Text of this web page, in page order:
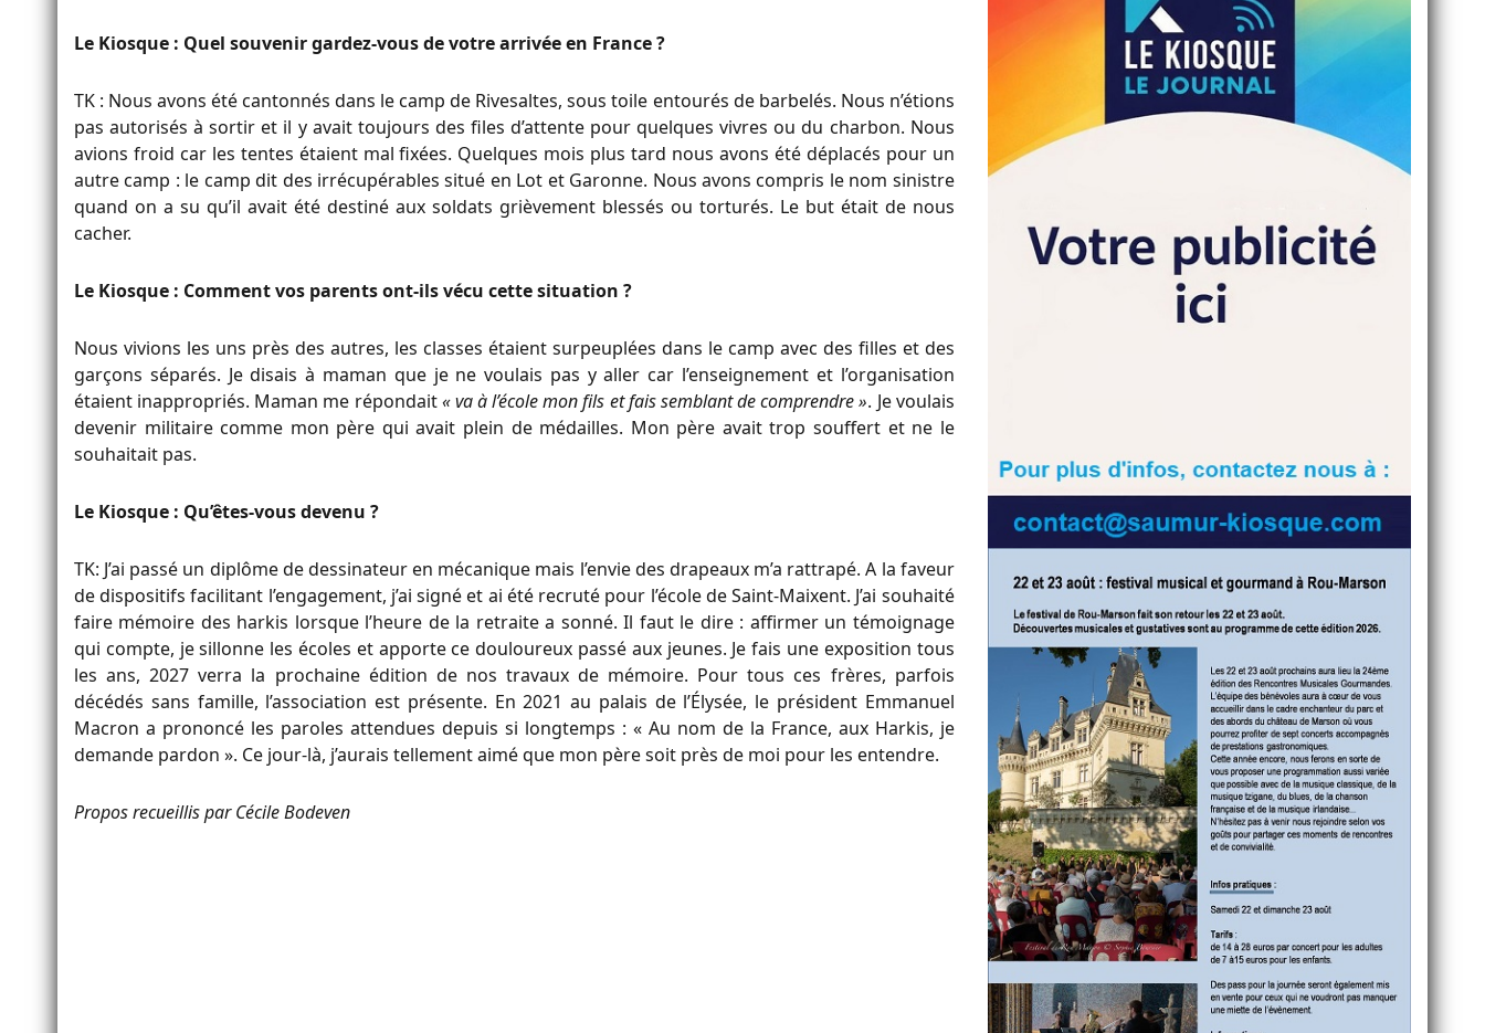
Le Kiosque : Quel souvenir gardez-vous de votre arrivée en France ?
TK : Nous avons été cantonnés dans le camp de Rivesaltes, sous toile entourés de barbelés. Nous n’étions
pas autorisés à sortir et il y avait toujours des files d’attente pour quelques vivres ou du charbon. Nous
avions froid car les tentes étaient mal fixées. Quelques mois plus tard nous avons été déplacés pour un
autre camp : le camp dit des irrécupérables situé en Lot et Garonne. Nous avons compris le nom sinistre
quand on a su qu’il avait été destiné aux soldats grièvement blessés ou torturés. Le but était de nous
cacher.
Le Kiosque : Comment vos parents ont-ils vécu cette situation ?
Nous vivions les uns près des autres, les classes étaient surpeuplées dans le camp avec des filles et des
garçons séparés. Je disais à maman que je ne voulais pas y aller car l’enseignement et l’organisation
étaient inappropriés. Maman me répondait« va à l’école mon fils et fais semblant de comprendre ». Je voulais
devenir militaire comme mon père qui avait plein de médailles. Mon père avait trop souffert et ne le
souhaitait pas.
Le Kiosque : Qu’êtes-vous devenu ?
TK: J’ai passé un diplôme de dessinateur en mécanique mais l’envie des drapeaux m’a rattrapé. A la faveur
de dispositifs facilitant l’engagement, j’ai signé et ai été recruté pour l’école de Saint-Maixent. J’ai souhaité
faire mémoire des harkis lorsque l’heure de la retraite a sonné. Il faut le dire : affirmer un témoignage
qui compte, je sillonne les écoles et apporte ce douloureux passé aux jeunes. Je fais une exposition tous
les ans, 2027 verra la prochaine édition de nos travaux de mémoire. Pour tous ces frères, parfois
décédés sans famille, l’association est présente. En 2021 au palais de l’Élysée, le président Emmanuel
Macron a prononcé les paroles attendues depuis si longtemps : « Au nom de la France, aux Harkis, je
demande pardon ». Ce jour-là, j’aurais tellement aimé que mon père soit près de moi pour les entendre.
Propos recueillis par Cécile Bodeven